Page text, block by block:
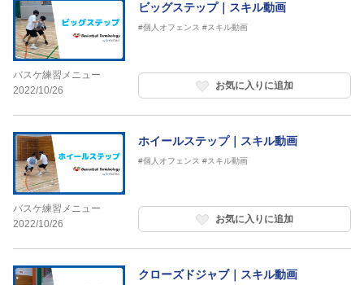
バスケ練習メニュー
2022/10/26
ビッグステップ｜スキル動画
#個人オフェンス #スキル動画
お気に入りに追加
バスケ練習メニュー
2022/10/26
ホイールステップ｜スキル動画
#個人オフェンス #スキル動画
お気に入りに追加
クローズドジャブ｜スキル動画